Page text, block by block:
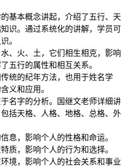
基本概念讲起，介绍了五行、天
识。通过系统化的讲解，学员可
。
、火、土，它们相生相克，影响
五行的属性和相互关系。
统的纪年方法，也用于姓名学
义和应用。
名字的分析。国继文老师详细讲
括天格、人格、地格、总格、外
息，影响个人的性格和命运。
质，影响个人的行为和选择。
境，影响个人的社会关系和事业